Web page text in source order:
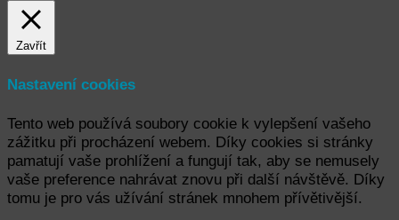
Zavřít
Nastavení cookies
Tento web používá soubory cookie k vylepšení vašeho
zážitku při procházení webem. Díky cookies si stránky
pamatují vaše prohlížení a fungují tak, aby se nemusely
vaše preference nahrávat znovu při další návštěvě. Díky
tomu je pro vás užívání stránek mnohem přívětivější.